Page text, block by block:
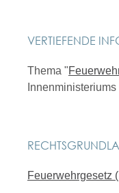
VERTIEFENDE
Thema "
Feuerwehrgesetz